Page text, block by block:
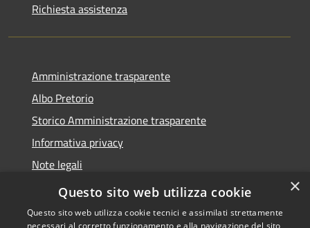
Richiesta assistenza
Amministrazione trasparente
Albo Pretorio
Storico Amministrazione trasparente
Informativa privacy
Note legali
Dichiarazione di accessibilità
×
Questo sito web utilizza cookie
Questo sito web utilizza cookie tecnici e assimilati strettamente
necessari al corretto funzionamento e alla navigazione del sito,